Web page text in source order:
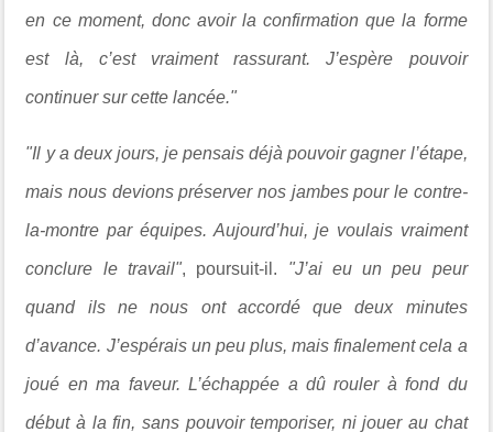
en ce moment, donc avoir la confirmation que la forme
est là, c’est vraiment rassurant. J’espère pouvoir
continuer sur cette lancée."
"Il y a deux jours, je pensais déjà pouvoir gagner l’étape,
mais nous devions préserver nos jambes pour le contre-
la-montre par équipes. Aujourd’hui, je voulais vraiment
conclure le travail", poursuit-il. "J’ai eu un peu peur
quand ils ne nous ont accordé que deux minutes
d’avance. J’espérais un peu plus, mais finalement cela a
joué en ma faveur. L’échappée a dû rouler à fond du
début à la fin, sans pouvoir temporiser, ni jouer au chat